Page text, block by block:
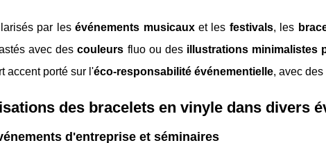
par lesévénements musicauxet les festivals, les
avec descouleurs fluo ou des illustrations minimalistes
accent porté sur l'éco-responsabilité événementielle, avec
des bracelets en vinyle dans divers
d'entreprise et séminaires